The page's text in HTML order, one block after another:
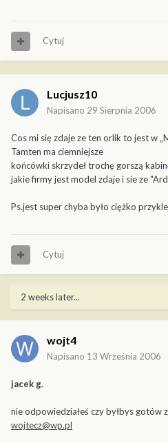
Cytuj
Lucjusz10
Napisano 29 Sierpnia 2006
Cos mi się zdaje ze ten orlik to jest w
Tamten ma ciemniejsze
końcówki skrzydeł trochę gorszą
jakie firmy jest model zdaje i sie ze
Ps.jest super chyba było ciężko
Cytuj
2 weeks later...
wojt4
Napisano 13 Września 2006
jacek g.
nie odpowiedziałeś czy byłbys gotów
wojtecz@wp.pl